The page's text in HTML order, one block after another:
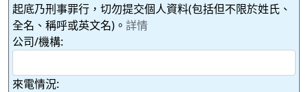
起底乃刑事罪行，切勿提交個人資料(包括但不限於姓氏、
全名、稱呼或英文名)。 詳情
公司/機構:
來電情況: